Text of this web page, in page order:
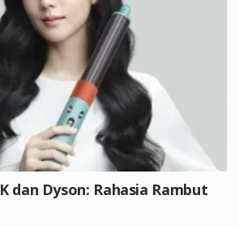
dan Dyson: Rahasia Rambut